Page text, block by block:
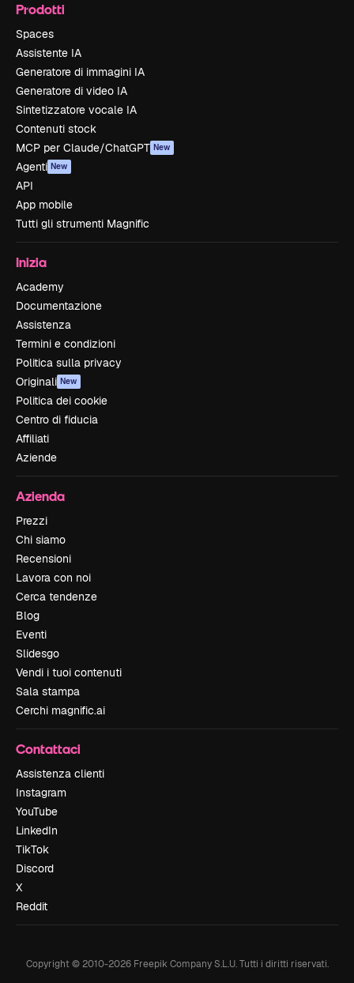
Prodotti
Spaces
Assistente IA
Generatore di immagini IA
Generatore di video IA
Sintetizzatore vocale IA
Contenuti stock
MCP per Claude/ChatGPT New
Agenti New
API
App mobile
Tutti gli strumenti Magnific
Inizia
Academy
Documentazione
Assistenza
Termini e condizioni
Politica sulla privacy
Originali New
Politica dei cookie
Centro di fiducia
Affiliati
Aziende
Azienda
Prezzi
Chi siamo
Recensioni
Lavora con noi
Cerca tendenze
Blog
Eventi
Slidesgo
Vendi i tuoi contenuti
Sala stampa
Cerchi magnific.ai
Contattaci
Assistenza clienti
Instagram
YouTube
LinkedIn
TikTok
Discord
X
Reddit
Copyright © 2010-2026Freepik Company S.L.U. Tutti i diritti riservati.